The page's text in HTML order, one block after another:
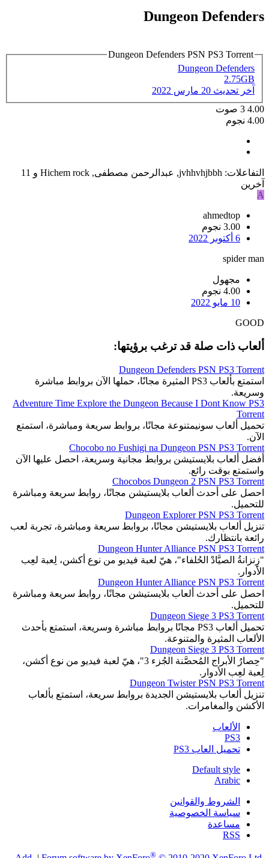
Dungeon Defenders
Dungeon Defenders PSN PS3 Torrent
Dungeon Defenders
2.75GB
آخر تحديث 20 مارس 2022
4.00
3 صوت
4.00 نجوم
التفاعلات: jvhhvhjbbh
, عبدالرحمن مصطفى,
Hichem rock
و 11
آخرين
A
ahmedtop
3.00 نجوم
6 أكتوبر 2022
spider man
مجهول
4.00 نجوم
10 مايو 2022
GOOD
ألعاب ذات صلة قد ترغب برؤيتها:
Dungeon Defenders PSN PS3 Torrent
استمتع بألعاب PS3 المثيرة مجانًا، حملها الآن بروابط مباشرة
وسريعة.
Adventure Time Explore the Dungeon Because I Dont Know PS3
Torrent
تحميل ألعاب سونيمتنوعة مجانًا، بروابط سريعة ومباشرة، استمتع
الآن.
Chocobo no Fushigi na Dungeon PSN PS3 Torrent
أفضل ألعاب بلايستيشن بروابط مجانية وسريعة، احصل عليها الآن
واستمتع بوقت رائع.
Chocobos Dungeon 2 PSN PS3 Torrent
احصل على أحدث ألعاب بلايستيشن مجانًا، روابط سريعة ومباشرة
للتحميل.
Dungeon Explorer PSN PS3 Torrent
تنزيل ألعاب بلايستيشن مجانًا، بروابط سريعة ومباشرة، تجربة لعب
رائعة بانتظارك.
Dungeon Hunter Alliance PSN PS3 Torrent
"زِنزانةُ الصيَّادْ الحُلفاء"، هيّ لعبة فيديو من نوع أكشن، لِعبة لعِب
الأدوار.
Dungeon Hunter Alliance PSN PS3 Torrent
احصل على أحدث ألعاب بلايستيشن مجانًا، روابط سريعة ومباشرة
للتحميل.
Dungeon Siege 3 PS3 Torrent
تحميل ألعاب PS3 مجانًا بروابط مباشرة وسريعة، استمتع بأحدث
الألعاب المثيرة والمتنوعة.
Dungeon Siege 3 PS3 Torrent
"حِصارُ الأبراج المُحصَّنة الجُزء 3"، هيّ لعبة فيديو من نوع أكشن،
لِعبة لعِب الأدوار.
Dungeon Twister PSN PS3 Torrent
تنزيل ألعاب بلايستيشن الجديدة بروابط سريعة، استمتع بألعاب
الأكشن والمغامرات.
الألعاب
PS3
تحميل العاب PS3
Default style
Arabic
الشروط والقوانين
سياسة الخصوصية
مساعدة
RSS
®